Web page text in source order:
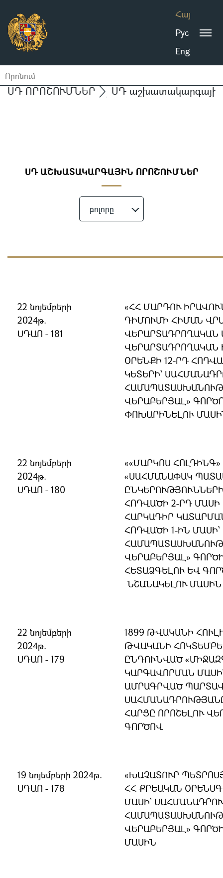
Հայ
Рус
Eng
ՍԴ ՈՐՈՇՈՒՄՆԵՐ ՍԴ աշխատակարգային
ՍԴ ԱՇԽԱՏԱԿԱՐԳԱՅԻՆ ՈՐՈՇՈՒՄՆԵՐ
բոլորը
22 նոյեմբերի
2024թ.
ՍԴԱՈ - 181
«ՀՀ ՄԱՐԴՈՒ
ԴԻՄՈՒՄԻ ՀԻՄԱՆ
ՎԵՐԱՐՏԱԴՐՈՂԱԿԱՆ
ՕՐԵՆՔԻ 12-ՐԴ
ԿԵՏԵՐԻ՝
ՎԵՐԱԲԵՐՅԱԼ»
ՓՈԽԱՐԻՆԵԼՈՒ
22 նոյեմբերի
2024թ.
ՍԴԱՈ - 180
««ՄԱՐԿՈՍ
«ՍԱՀՄԱՆԱՓԱԿ
ՀՈԴՎԱԾԻ 2-ՐԴ
ՀԱՐԿԱԴԻՐ
ՀՈԴՎԱԾԻ 1-ԻՆ
ՎԵՐԱԲԵՐՅԱԼ»
ՀԵՏԱՁԳԵԼՈՒ ԵՎ
ՆՇԱՆԱԿԵԼՈՒ ՄԱՍԻՆ
22 նոյեմբերի
2024թ.
ՍԴԱՈ - 179
1899 ԹՎԱԿԱՆԻ
ԹՎԱԿԱՆԻ
ԸՆԴՈՒՆՎԱԾ
ԿԱՐԳԱՎՈՐՄԱՆ
ԱՄՐԱԳՐՎԱԾ
ՀԱՐՑԸ ՈՐՈՇԵԼՈՒ
ԳՈՐԾՈՎ
19 նոյեմբերի 2024թ.
ՍԴԱՈ - 178
«ԽԱՉԱՏՈՒՐ
ՀՀ ՔՐԵԱԿԱՆ
ՄԱՍԻ՝
ՎԵՐԱԲԵՐՅԱԼ»
ՄԱՍԻՆ